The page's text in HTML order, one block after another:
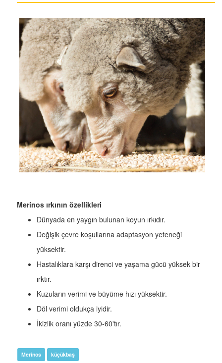
Merinos ırkının özellikleri
Dünyada en yaygın bulunan koyun ırkıdır.
Değişik çevre koşullarına adaptasyon yeteneği
yüksektir.
Hastalıklara karşı direnci ve yaşama gücü yüksek bir
ırktır.
Kuzuların verimi ve büyüme hızı yüksektir.
Döl verimi oldukça iyidir.
İkizlik oranı yüzde 30-60'tır.
Merinos küçükbaş